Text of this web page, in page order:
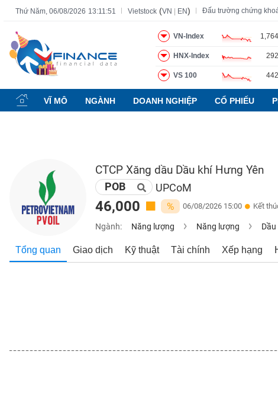
Thứ Năm, 06/08/2026 13:11:52 Vietstock (VN EN) Đấu trường chứng
VN-Index
HNX-Index
VS 100
VĨ MÔ NGÀNH DOANH NGHIỆP CỔ PHIẾU
CTCP Xăng dầu Dầu khí Hưng Yên
POB UPCoM
46,000 % 06/08/2026 15:00 Kết
Ngành: Năng lượng Năng lượng
Tổng quan Giao dịch Kỹ thuật Tài chính Xếp hạng
Tất cả Tính năng Ngành Mã chứng khoán Lãnh đạo
Tính
năng
(-)
CHỨNG
KHOÁN
NGHIỆP